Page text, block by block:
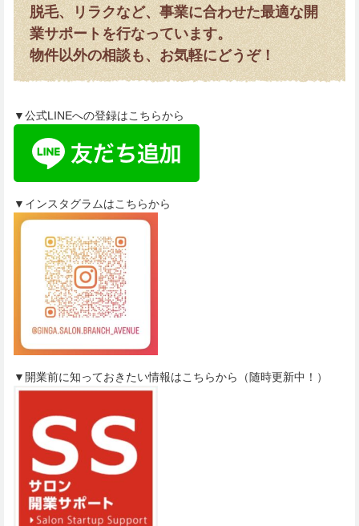
脱毛、リラクなど、事業に合わせた最適な開
業サポートを行なっています。
物件以外の相談も、お気軽にどうぞ！
▼公式LINEへの登録はこちらから
▼インスタグラムはこちらから
▼開業前に知っておきたい情報はこちらから（随時更新中！）